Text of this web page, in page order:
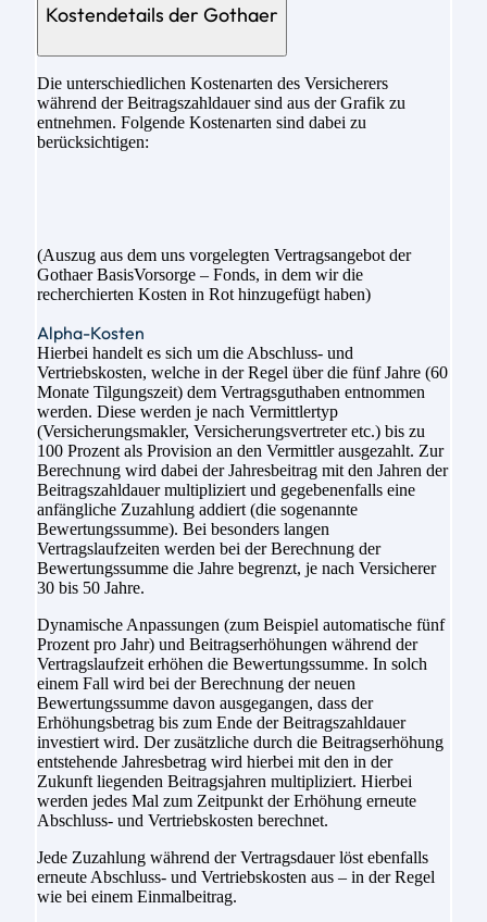
Kostendetails der Gothaer
Die unterschiedlichen Kostenarten des Versicherers
während der Beitragszahldauer sind aus der Grafik zu
entnehmen. Folgende Kostenarten sind dabei zu
berücksichtigen:
(Auszug aus dem uns vorgelegten Vertragsangebot der
Gothaer BasisVorsorge – Fonds, in dem wir die
recherchierten Kosten in Rot hinzugefügt haben)
Alpha-Kosten
Hierbei handelt es sich um die Abschluss- und
Vertriebskosten, welche in der Regel über die fünf Jahre (60
Monate Tilgungszeit) dem Vertragsguthaben entnommen
werden. Diese werden je nach Vermittlertyp
(Versicherungsmakler, Versicherungsvertreter etc.) bis zu
100 Prozent als Provision an den Vermittler ausgezahlt. Zur
Berechnung wird dabei der Jahresbeitrag mit den Jahren der
Beitragszahldauer multipliziert und gegebenenfalls eine
anfängliche Zuzahlung addiert (die sogenannte
Bewertungssumme). Bei besonders langen
Vertragslaufzeiten werden bei der Berechnung der
Bewertungssumme die Jahre begrenzt, je nach Versicherer
30 bis 50 Jahre.
Dynamische Anpassungen (zum Beispiel automatische fünf
Prozent pro Jahr) und Beitragserhöhungen während der
Vertragslaufzeit erhöhen die Bewertungssumme. In solch
einem Fall wird bei der Berechnung der neuen
Bewertungssumme davon ausgegangen, dass der
Erhöhungsbetrag bis zum Ende der Beitragszahldauer
investiert wird. Der zusätzliche durch die Beitragserhöhung
entstehende Jahresbetrag wird hierbei mit den in der
Zukunft liegenden Beitragsjahren multipliziert. Hierbei
werden jedes Mal zum Zeitpunkt der Erhöhung erneute
Abschluss- und Vertriebskosten berechnet.
Jede Zuzahlung während der Vertragsdauer löst ebenfalls
erneute Abschluss- und Vertriebskosten aus – in der Regel
wie bei einem Einmalbeitrag.